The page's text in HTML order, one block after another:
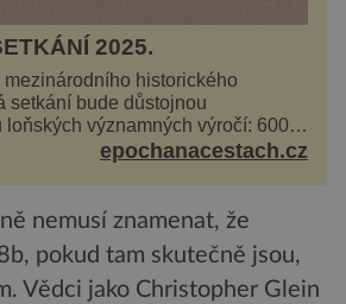
2025.
mezinárodního historického
setkání bude důstojnou
loňských významných výročí: 600
v poli neporaženého hejtmana Jana
epochanacestach.cz
nemusí znamenat, že
pokud tam skutečně jsou,
Vědci jako Christopher Glein